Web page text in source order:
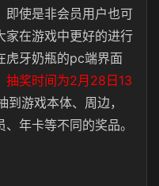
即使是非会员用户也可
家在游戏中更好的进行
虎牙奶瓶的pc端界面
抽奖时间为2月28日13
到游戏本体、周边，
年卡等不同的奖品。